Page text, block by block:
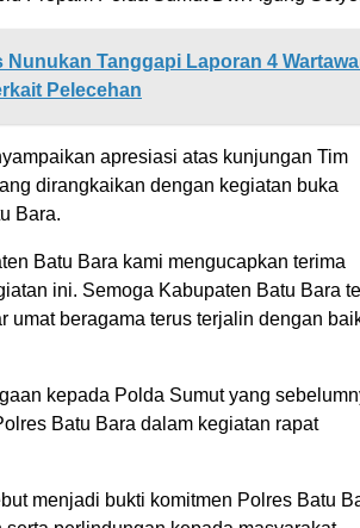
Nunukan Tanggapi Laporan 4
Pelecehan
apresiasi atas kunjungan Tim
dirangkaikan dengan kegiatan buka
Bara.
Batu Bara kami mengucapkan terima
ini. Semoga Kabupaten Batu Bara
umat beragama terus terjalin dengan
kepada Polda Sumut yang
Batu Bara dalam kegiatan rapat
menjadi bukti komitmen Polres Batu